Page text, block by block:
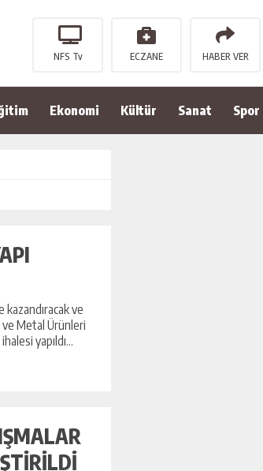
NFS Tv ECZANE HABER VER
Ekonomi Kültür Sanat Spor
kazandıracak ve
Metal Ürünleri
yapıldı...